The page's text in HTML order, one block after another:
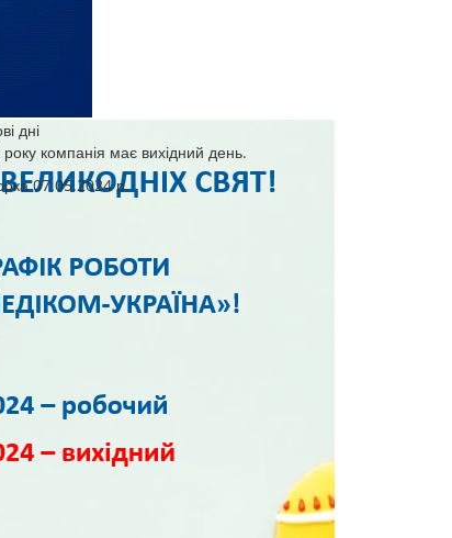
дні
компанія має вихідний день.
07.05.2024 р.